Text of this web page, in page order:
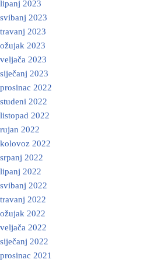
lipanj 2023
svibanj 2023
travanj 2023
ožujak 2023
veljača 2023
siječanj 2023
prosinac 2022
studeni 2022
listopad 2022
rujan 2022
kolovoz 2022
srpanj 2022
lipanj 2022
svibanj 2022
travanj 2022
ožujak 2022
veljača 2022
siječanj 2022
prosinac 2021